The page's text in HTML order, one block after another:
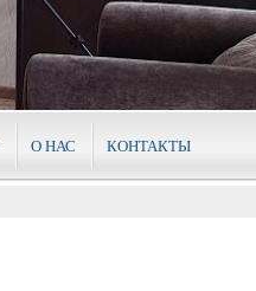
О НАС КОНТАКТЫ